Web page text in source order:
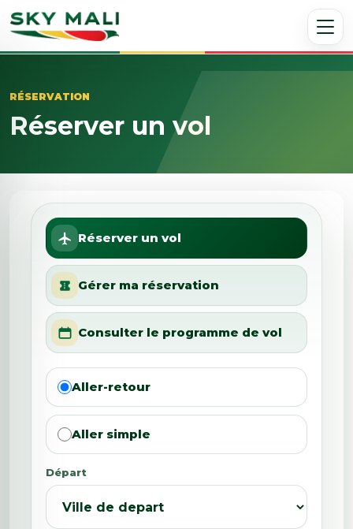
RÉSERVATION
Réserver un vol
Réserver un vol
Gérer ma réservation
Consulter le programme de vol
Aller-retour
Aller simple
Départ